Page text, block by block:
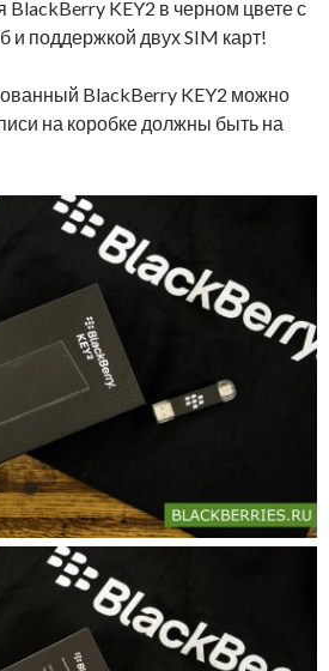
BlackBerry KEY2 в черном цвете с
поддержкой двух SIM карт!
BlackBerry KEY2 можно
на коробке должны быть на